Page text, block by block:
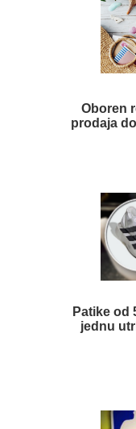
Oboren
prodaja
Patike od
jednu